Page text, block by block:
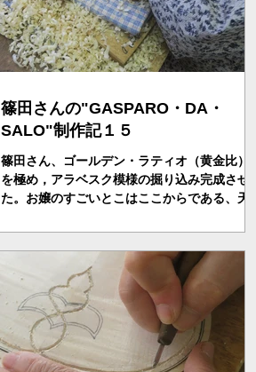
篠田さんの"GASPARO・DA・
SALO"制作記１５
篠田さん、ゴールデン・ラティオ（黄金比）、
を極め，アラベスク模様の掘り込み完成させ
た。お嬢のすごいとこはここからである、天板
ガイドホールをあける。彫刻刀、ノミ、ナイフ
を使いＦを開けた。あっという間に仕事す